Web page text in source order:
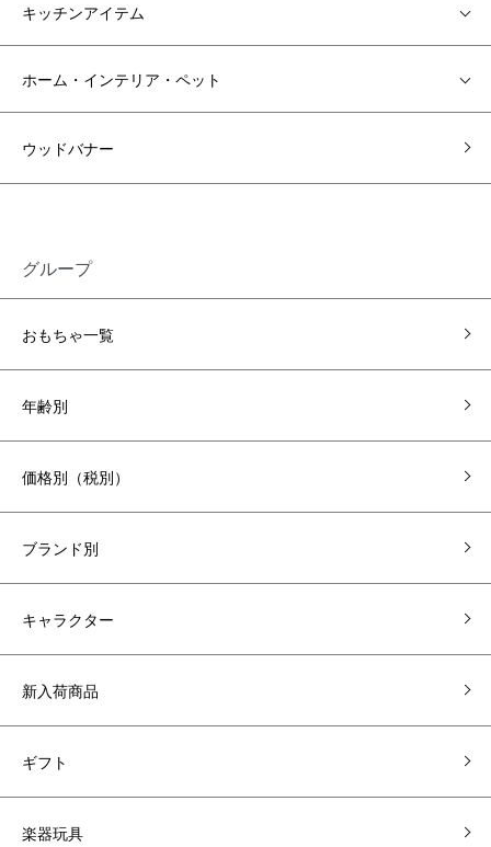
キッチンアイテム
ホーム・インテリア・ペット
ウッドバナー
グループ
おもちゃ一覧
年齢別
価格別（税別）
ブランド別
キャラクター
新入荷商品
ギフト
楽器玩具